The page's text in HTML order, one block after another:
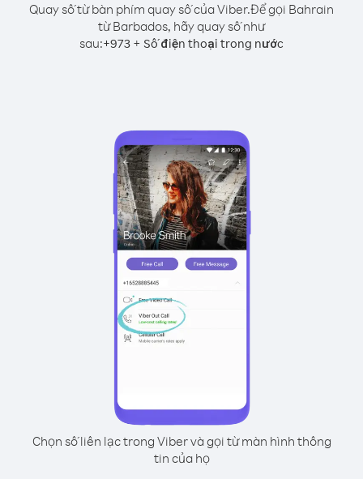
Quay số từ bàn phím quay số của Viber.Để gọi Bahrain
từ Barbados, hãy quay số như
sau:+973 + Số điện thoại trong nước
Chọn số liên lạc trong Viber và gọi từ màn hình thông
tin của họ